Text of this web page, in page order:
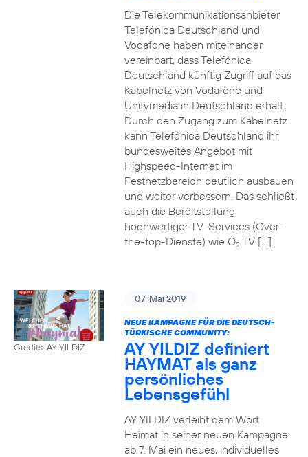
Die Telekommunikationsanbieter
Telefónica Deutschland und
Vodafone haben miteinander
vereinbart, dass Telefónica
Deutschland künftig Zugriff auf das
Kabelnetz von Vodafone und
Unitymedia in Deutschland erhält.
Durch den Zugang zum Kabelnetz
kann Telefónica Deutschland ihr
bundesweites Angebot mit
Highspeed-Internet im
Festnetzbereich deutlich ausbauen
und weiter verbessern. Das schließt
auch die Bereitstellung
hochwertiger TV-Services (Over-
the-top-Dienste) wie O2TV […]
Credits: AY YILDIZ
07. Mai 2019
NEUE KAMPAGNE FÜR DIE DEUTSCH-
TÜRKISCHE COMMUNITY:
AY YILDIZ definiert
HAYMAT als ganz
persönliches
Lebensgefühl
AY YILDIZ verleiht dem Wort
Heimat in seiner neuen Kampagne
ab 7. Mai ein neues, individuelles